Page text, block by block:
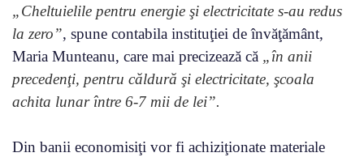
„Cheltuielile pentru energie şi electricitate s-au redus
la zero”, spune contabila instituţiei de învăţământ,
Maria Munteanu, care mai precizează că „în anii
precedenţi, pentru căldură şi electricitate, şcoala
achita lunar între 6-7 mii de lei”.
Din banii economisiţi vor fi achiziţionate materiale